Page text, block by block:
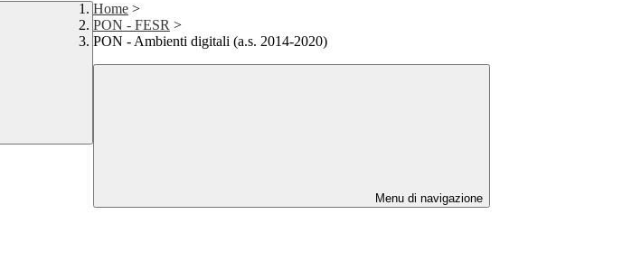
Home >
PON - FESR >
PON - Ambienti digitali (a.s. 2014-2020)
Menu di navigazione